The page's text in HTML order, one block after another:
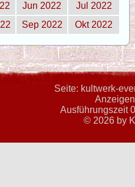
Jun 2022
Jul 2022
Sep 2022 Okt 2022
Seite: kultwerk-
Ausführungszeit
© 2026 by